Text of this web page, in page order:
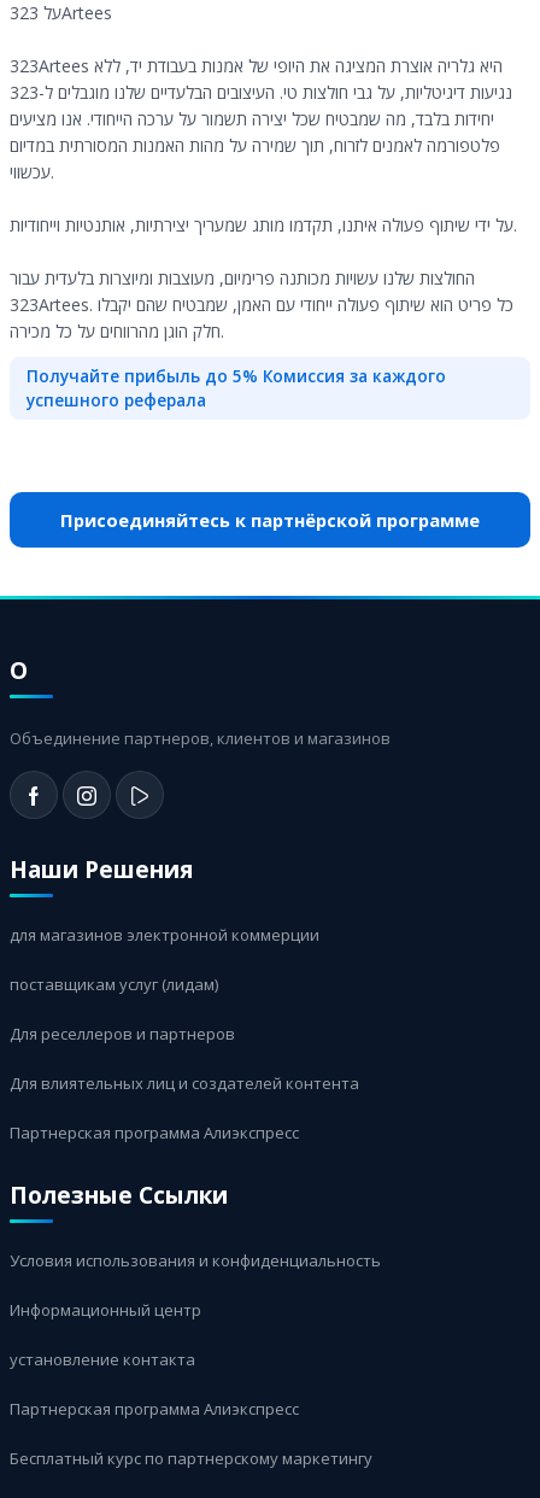
על 323Artees
323Artees היא גלריה אוצרת המציגה את היופי של אמנות בעבודת יד, ללא
נגיעות דיגיטליות, על גבי חולצות טי. העיצובים הבלעדיים שלנו מוגבלים ל-323
יחידות בלבד, מה שמבטיח שכל יצירה תשמור על ערכה הייחודי. אנו מציעים
פלטפורמה לאמנים לזרוח, תוך שמירה על מהות האמנות המסורתית במדיום
עכשווי.
על ידי שיתוף פעולה איתנו, תקדמו מותג שמעריך יצירתיות, אותנטיות וייחודיות.
החולצות שלנו עשויות מכותנה פרימיום, מעוצבות ומיוצרות בלעדית עבור
323Artees. כל פריט הוא שיתוף פעולה ייחודי עם האמן, שמבטיח שהם יקבלו
חלק הוגן מהרווחים על כל מכירה.
Получайте прибыль до 5% Комиссия за каждого
успешного реферала
Присоединяйтесь к партнёрской программе
О
Объединение партнеров, клиентов и магазинов
Наши Решения
для магазинов электронной коммерции
поставщикам услуг (лидам)
Для реселлеров и партнеров
Для влиятельных лиц и создателей контента
Партнерская программа Алиэкспресс
Полезные Ссылки
Условия использования и конфиденциальность
Информационный центр
установление контакта
Партнерская программа Алиэкспресс
Бесплатный курс по партнерскому маркетингу